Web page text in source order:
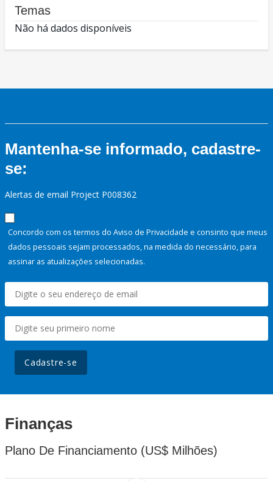
Temas
Não há dados disponíveis
Mantenha-se informado, cadastre-
se:
Alertas de email Project P008362
Concordo com os termos do Aviso de Privacidade e consinto que meus
dados pessoais sejam processados, na medida do necessário, para
assinar as atualizações selecionadas.
Cadastre-se
Finanças
Plano De Financiamento (US$ Milhões)